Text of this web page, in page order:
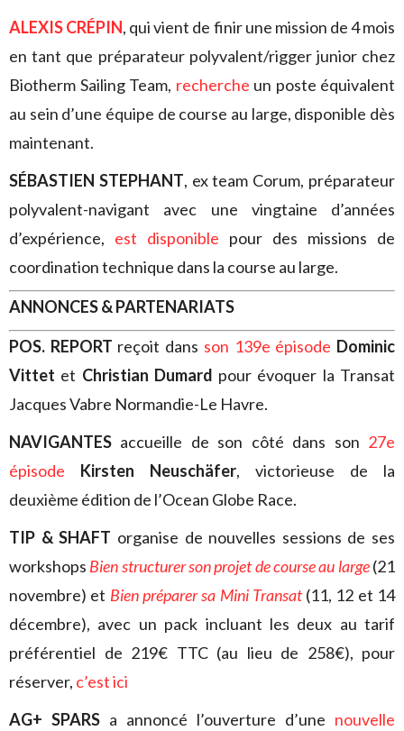
ALEXIS CRÉPIN, qui vient de finir une mission de 4 mois
en tant que préparateur polyvalent/rigger junior chez
Biotherm Sailing Team, recherche un poste équivalent
au sein d’une équipe de course au large, disponible dès
maintenant.
SÉBASTIEN STEPHANT, ex team Corum, préparateur
polyvalent-navigant avec une vingtaine d’années
d’expérience, est disponible pour des missions de
coordination technique dans la course au large.
ANNONCES & PARTENARIATS
POS. REPORT reçoit dans son 139e épisode Dominic
Vittet et Christian Dumard pour évoquer la Transat
Jacques Vabre Normandie-Le Havre.
NAVIGANTES accueille de son côté dans son 27e
épisode
Kirsten Neuschäfer, victorieuse de la
deuxième édition de l’Ocean Globe Race.
TIP & SHAFT organise de nouvelles sessions de ses
workshops Bien structurer son projet de course au large(21
novembre) et Bien préparer sa Mini Transat(11, 12 et 14
décembre), avec un pack incluant les deux au tarif
préférentiel de 219€ TTC (au lieu de 258€), pour
réserver, c’est ici
AG+ SPARS a annoncé l’ouverture d’une nouvelle